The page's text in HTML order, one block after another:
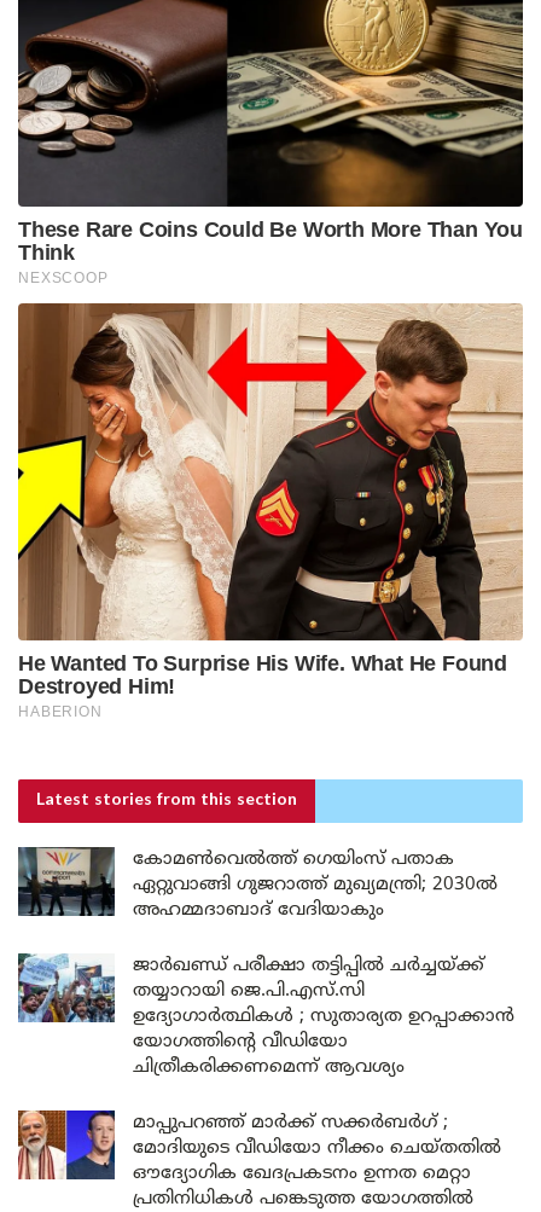
Latest stories from this section
കോമൺവെൽത്ത് ഗെയിംസ് പതാക
ഏറ്റുവാങ്ങി ഗുജറാത്ത് മുഖ്യമന്ത്രി; 2030ൽ
അഹമ്മദാബാദ് വേദിയാകും
ജാർഖണ്ഡ് പരീക്ഷാ തട്ടിപ്പിൽ ചർച്ചയ്ക്ക്
തയ്യാറായി ജെ.പി.എസ്.സി
ഉദ്യോഗാർത്ഥികൾ ; സുതാര്യത ഉറപ്പാക്കാൻ
യോഗത്തിന്റെ വീഡിയോ
ചിത്രീകരിക്കണമെന്ന് ആവശ്യം
മാപ്പുപറഞ്ഞ് മാർക്ക് സക്കർബർഗ് ;
മോദിയുടെ വീഡിയോ നീക്കം ചെയ്തതിൽ
ഔദ്യോഗിക ഖേദപ്രകടനം ഉന്നത മെറ്റാ
പ്രതിനിധികൾ പങ്കെടുത്ത യോഗത്തിൽ